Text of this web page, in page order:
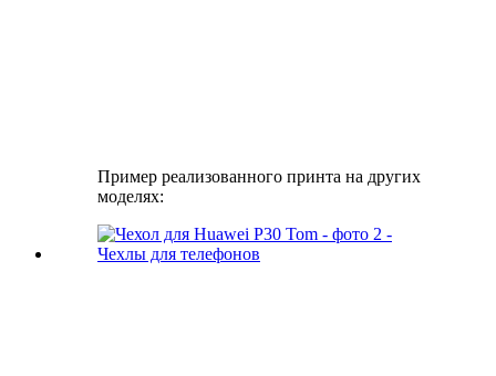
Пример реализованного принта на других
моделях: